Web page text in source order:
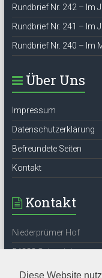
Diese Website
Rundbrief Nr. 242 – Im
Rundbrief Nr. 241 – Im
Rundbrief Nr. 240 – Im
Über Uns
Impressum
Datenschutzerklärung
Befreundete Seiten
Kontakt
Kontakt
Niederprümer Hof
54338 Schweich
Tel: 06502-6524